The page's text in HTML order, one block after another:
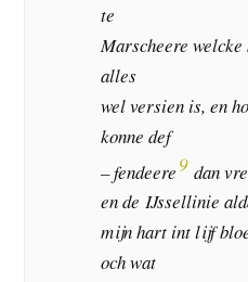
te
Marscheere
alles
wel versien is, en
konne def
– fendeere9 dan
en de IJssellinie
mijn hart int lijf
och wat